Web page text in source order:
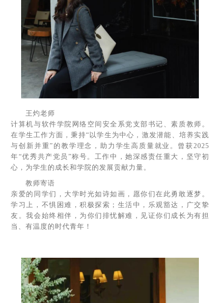
王灼老师
计算机与软件学院网络空间安全系党支部书记、素质教师。
在学生工作方面，秉持“以学生为中心，激发潜能、培养实践
与创新并重”的教学理念，助力学生高质量就业。曾获2025
年“优秀共产党员”称号。工作中，她深感责任重大，坚守初
心，为学生的成长和学院的发展贡献力量。
教师寄语
亲爱的同学们，大学时光如诗如画，愿你们在此勇敢逐梦。
学习上，不惧困难，积极探索；生活中，乐观豁达，广交挚
友。我会始终相伴，为你们排忧解难，见证你们成长为有担
当、有温度的时代青年！